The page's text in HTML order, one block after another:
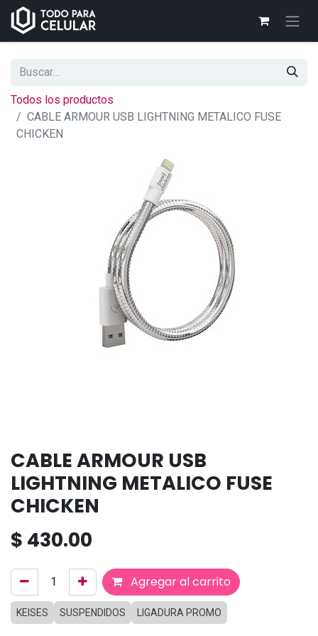
Todos los productos
CABLE ARMOUR USB LIGHTNING METALICO FUSE
CHICKEN
CABLE ARMOUR USB
LIGHTNING METALICO FUSE
CHICKEN
$ 430.00
Agregar al carrito
KEISES SUSPENDIDOS LIGADURA PROMO